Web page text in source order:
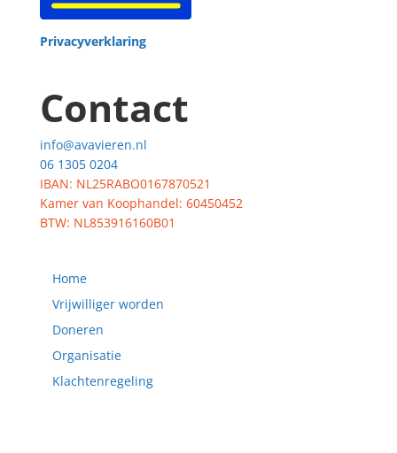
Privacyverklaring
Contact
info@avavieren.nl
06 1305 0204
IBAN: NL25RABO0167870521
Kamer van Koophandel: 60450452
BTW: NL853916160B01
Home
Vrijwilliger worden
Doneren
Organisatie
Klachtenregeling